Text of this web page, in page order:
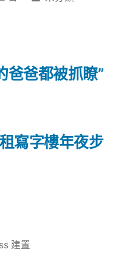
寫字樓年夜步
爸爸都被抓瞭”
建置